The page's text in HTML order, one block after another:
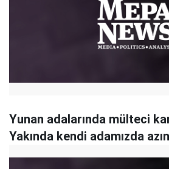
Yunan adalarında mülteci
Yakında kendi adamızda